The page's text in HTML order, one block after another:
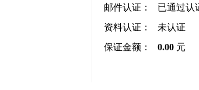
邮件认证：
已通过认
资料认证：
未认证
保证金额：
0.00 元